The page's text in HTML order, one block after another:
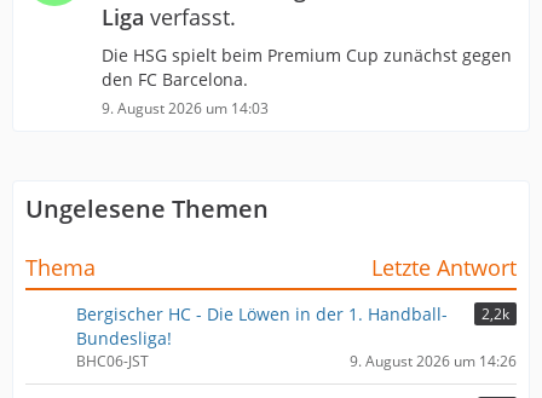
Liga verfasst.
Die HSG spielt beim Premium Cup zunächst gegen
den FC Barcelona.
9. August 2026 um 14:03
Ungelesene Themen
Thema Letzte Antwort
Bergischer HC - Die Löwen in der 1. Handball-
Bundesliga!
2,2k
BHC06-JST 9. August 2026 um 14:26